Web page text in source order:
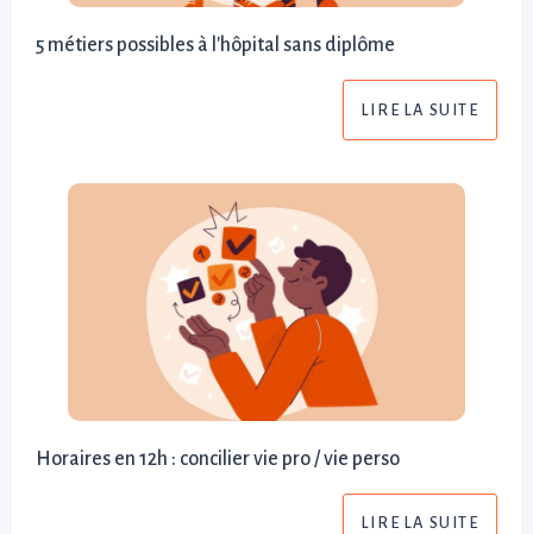
5 métiers possibles à l'hôpital sans diplôme
LIRE LA SUITE
Horaires en 12h : concilier vie pro / vie perso
LIRE LA SUITE